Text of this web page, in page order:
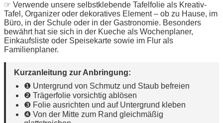
☞ Verwende unsere selbstklebende Tafelfolie als Kreativ-
Tafel, Organizer oder dekoratives Element – ob zu Hause, im
Büro, in der Schule oder in der Gastronomie. Besonders
bewährt hat sie sich in der Kueche als Wochenplaner,
Einkaufsliste oder Speisekarte sowie im Flur als
Familienplaner.
Kurzanleitung zur Anbringung:
❶ Untergrund von Schmutz und Staub befreien
❷ Trägerfolie vorsichtig ablösen
❸ Folie ausrichten und auf Untergrund kleben
❹ Von der Mitte zum Rand gleichmäßig